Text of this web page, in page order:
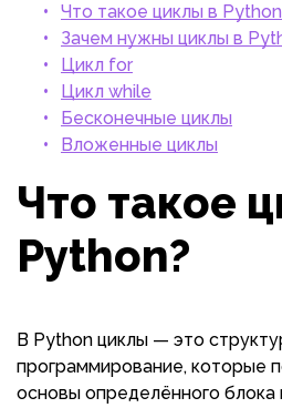
Что такое циклы в
Зачем нужны циклы в
Цикл for
Цикл while
Бесконечные циклы
Вложенные циклы
Что такое
Python?
В Python циклы — это
программирование, которые
основы определённого